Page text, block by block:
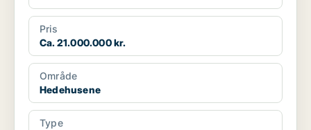
Pris
Ca. 21.000.000 kr.
Område
Hedehusene
Type